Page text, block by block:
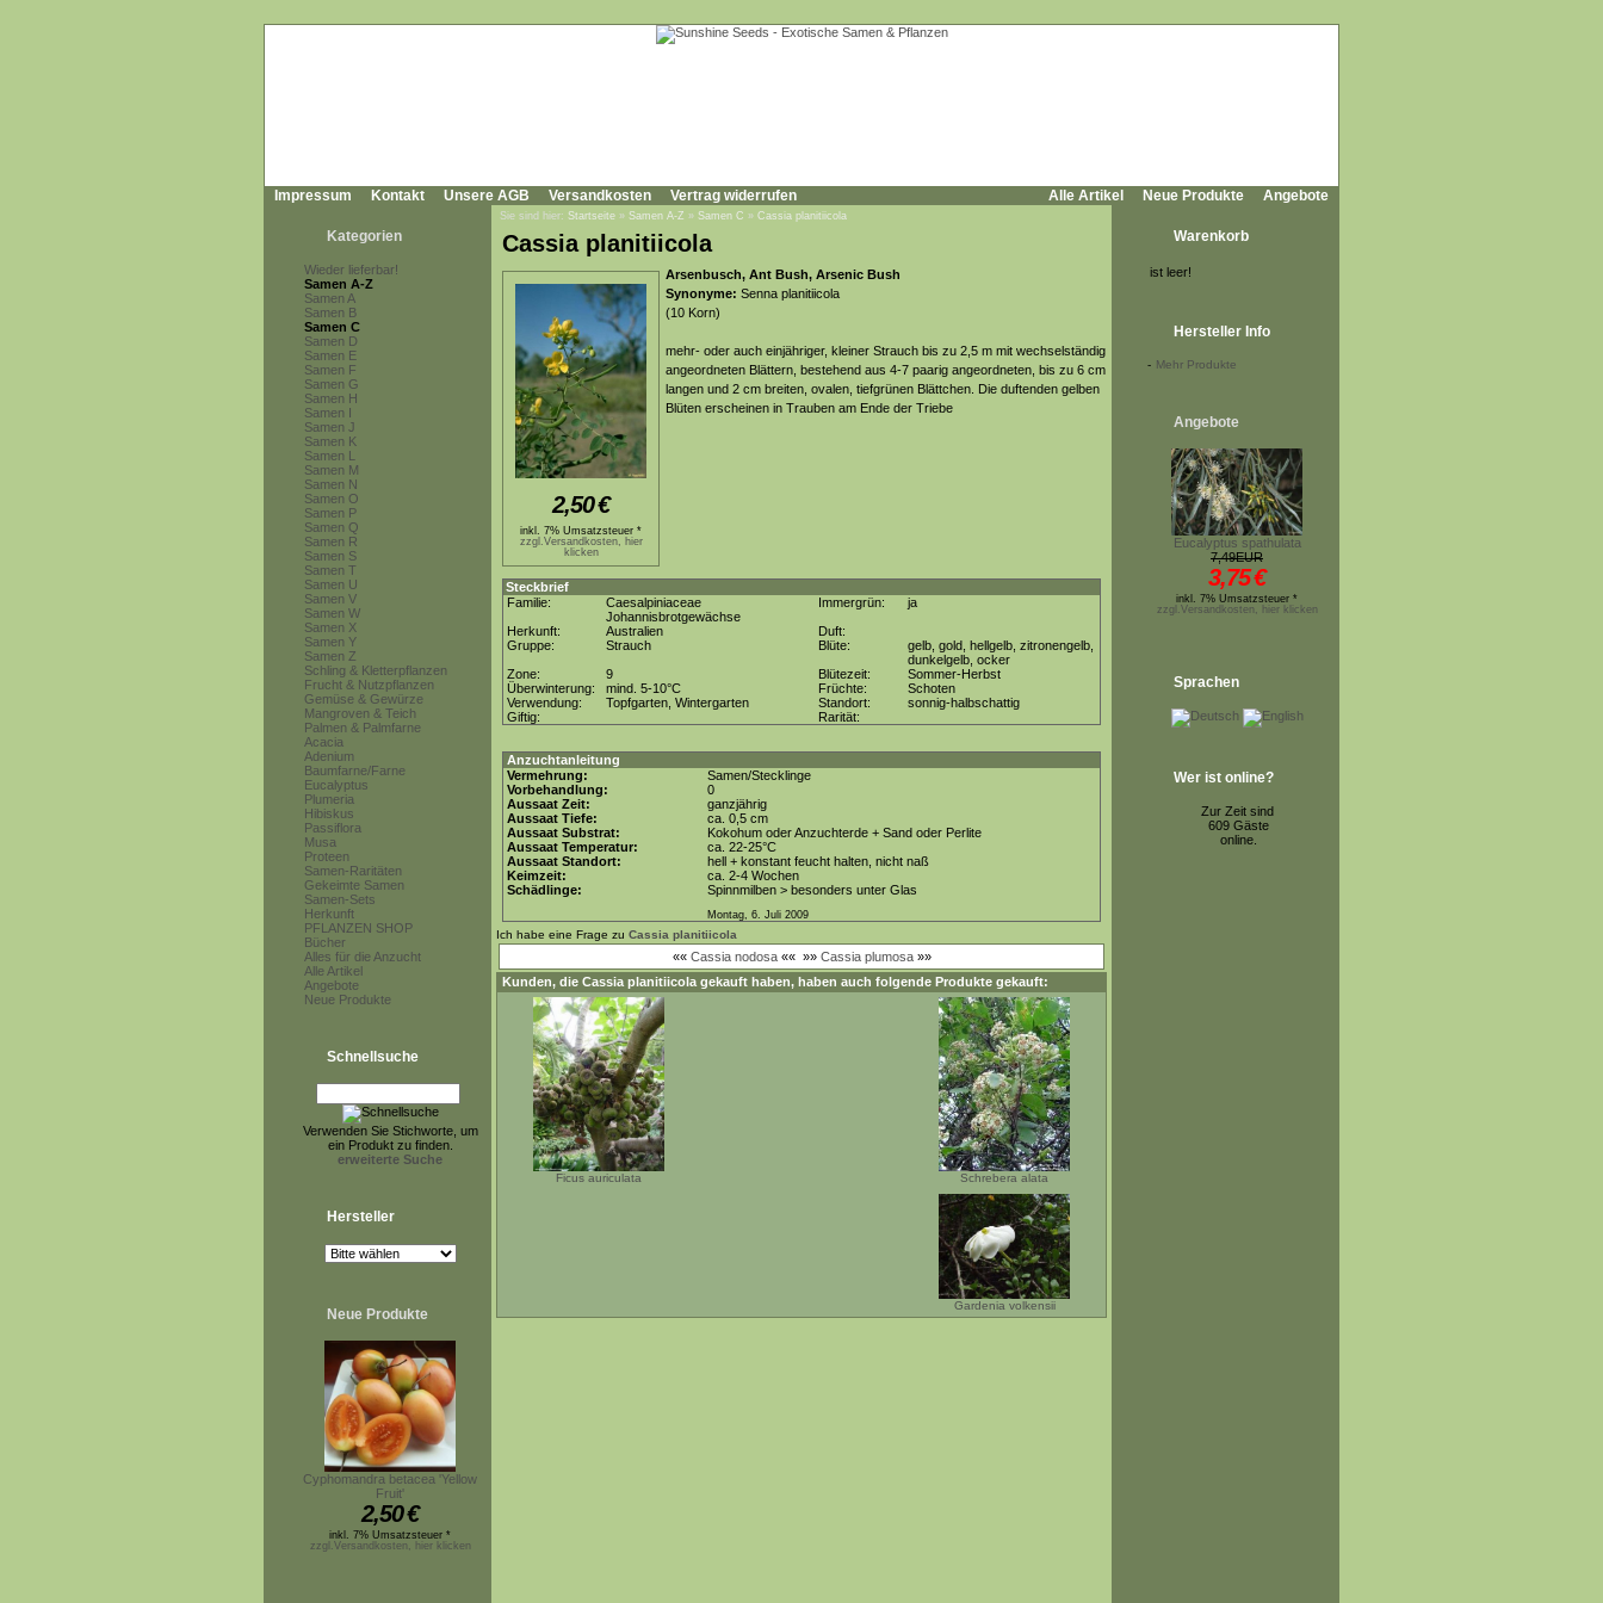
Impressum Kontakt Unsere AGB Versandkosten Vertrag widerrufen Alle Artikel Neue Produkte Angebote
Kategorien
Wieder lieferbar!
Samen A-Z
Samen A
Samen B
Samen C
Samen D
Samen E
Samen F
Samen G
Samen H
Samen I
Samen J
Samen K
Samen L
Samen M
Samen N
Samen O
Samen P
Samen Q
Samen R
Samen S
Samen T
Samen U
Samen V
Samen W
Samen X
Samen Y
Samen Z
Schling & Kletterpflanzen
Frucht & Nutzpflanzen
Gemüse & Gewürze
Mangroven & Teich
Palmen & Palmfarne
Acacia
Adenium
Baumfarne/Farne
Eucalyptus
Plumeria
Hibiskus
Passiflora
Musa
Proteen
Samen-Raritäten
Gekeimte Samen
Samen-Sets
Herkunft
PFLANZEN SHOP
Bücher
Alles für die Anzucht
Alle Artikel
Angebote
Neue Produkte
Schnellsuche
Verwenden Sie Stichworte, um
ein Produkt zu finden.
erweiterte Suche
Hersteller
Neue Produkte
Cyphomandra betacea 'Yellow
Fruit'
2,50€
inkl. 7% Umsatzsteuer *
zzgl.Versandkosten, hier klicken
Sie sind hier: Startseite » Samen A-Z » Samen C » Cassia planitiicola
Cassia planitiicola
2,50€
inkl. 7% Umsatzsteuer *
zzgl.Versandkosten, hier
klicken
Arsenbusch, Ant Bush, Arsenic Bush
Synonyme: Senna planitiicola
(10 Korn)
mehr- oder auch einjähriger, kleiner Strauch bis zu 2,5 m mit wechselständig
angeordneten Blättern, bestehend aus 4-7 paarig angeordneten, bis zu 6 cm
langen und 2 cm breiten, ovalen, tiefgrünen Blättchen. Die duftenden gelben
Blüten erscheinen in Trauben am Ende der Triebe
Steckbrief
Familie:
Caesalpiniaceae
Johannisbrotgewächse
Immergrün:
ja
Herkunft:
Australien
Duft:
Gruppe:
Strauch Blüte:
gelb, gold, hellgelb, zitronengelb,
dunkelgelb, ocker
Zone:
9 Blütezeit:
Sommer-Herbst
Überwinterung:
mind. 5-10°C Früchte:
Schoten
Verwendung:
Topfgarten, Wintergarten Standort:
sonnig-halbschattig
Giftig:
Rarität:
Anzuchtanleitung
Vermehrung:
Samen/Stecklinge
Vorbehandlung:
0
Aussaat Zeit:
ganzjährig
Aussaat Tiefe:
ca. 0,5 cm
Aussaat Substrat:
Kokohum oder Anzuchterde + Sand oder Perlite
Aussaat Temperatur:
ca. 22-25°C
Aussaat Standort:
hell + konstant feucht halten, nicht naß
Keimzeit:
ca. 2-4 Wochen
Schädlinge:
Spinnmilben > besonders unter Glas
Montag, 6. Juli 2009
Ich habe eine Frage zu Cassia planitiicola
«« Cassia nodosa«« »» Cassia plumosa»»
Kunden, die Cassia planitiicola gekauft haben, haben auch folgende Produkte gekauft:
Ficus auriculata Schrebera alata
Gardenia volkensii
Warenkorb
ist leer!
Hersteller Info
- Mehr Produkte
Angebote
Eucalyptus spathulata
7,49EUR
3,75€
inkl. 7% Umsatzsteuer *
zzgl.Versandkosten, hier klicken
Sprachen
Wer ist online?
Zur Zeit sind
609 Gäste
online.